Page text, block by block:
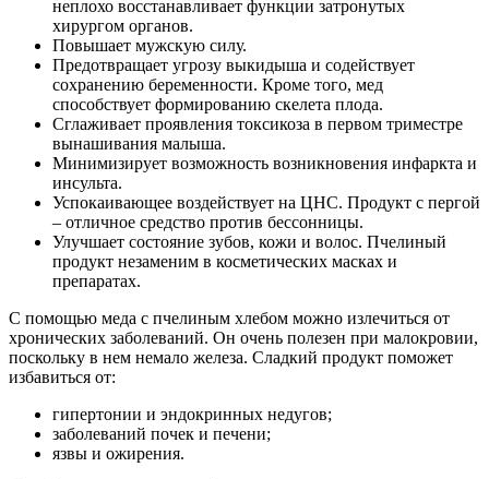
неплохо восстанавливает функции затронутых
хирургом органов.
Повышает мужскую силу.
Предотвращает угрозу выкидыша и содействует
сохранению беременности. Кроме того, мед
способствует формированию скелета плода.
Сглаживает проявления токсикоза в первом триместре
вынашивания малыша.
Минимизирует возможность возникновения инфаркта и
инсульта.
Успокаивающее воздействует на ЦНС. Продукт с пергой
– отличное средство против бессонницы.
Улучшает состояние зубов, кожи и волос. Пчелиный
продукт незаменим в косметических масках и
препаратах.
С помощью меда с пчелиным хлебом можно излечиться от
хронических заболеваний. Он очень полезен при малокровии,
поскольку в нем немало железа. Сладкий продукт поможет
избавиться от:
гипертонии и эндокринных недугов;
заболеваний почек и печени;
язвы и ожирения.